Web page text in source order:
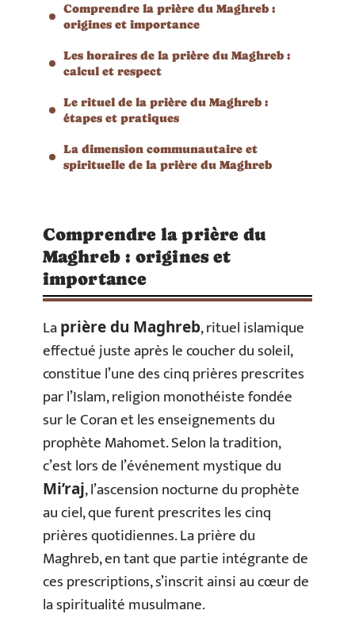
Comprendre la prière du Maghreb :
origines et importance
Les horaires de la prière du Maghreb :
calcul et respect
Le rituel de la prière du Maghreb :
étapes et pratiques
La dimension communautaire et
spirituelle de la prière du Maghreb
Comprendre la prière du
Maghreb : origines et
importance
Laprière du Maghreb, rituel islamique
effectué juste après le coucher du soleil,
constitue l’une des cinq prières prescrites
par l’Islam, religion monothéiste fondée
sur le Coran et les enseignements du
prophète Mahomet. Selon la tradition,
c’est lors de l’événement mystique du
Mi’raj, l’ascension nocturne du prophète
au ciel, que furent prescrites les cinq
prières quotidiennes. La prière du
Maghreb, en tant que partie intégrante de
ces prescriptions, s’inscrit ainsi au cœur de
la spiritualité musulmane.